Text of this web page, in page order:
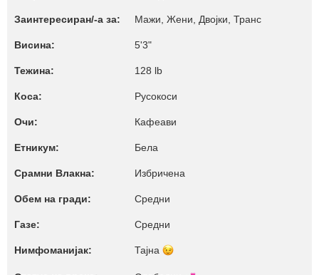
Заинтересиран/-а за: Мажи, Жени, Двојки, Транс
Висина: 5'3"
Тежина: 128 lb
Коса: Русокоси
Очи: Кафеави
Етникум: Бела
Срамни Влакна: Избричена
Обем на гради: Средни
Газе: Средни
Нимфоманијак: Тајна